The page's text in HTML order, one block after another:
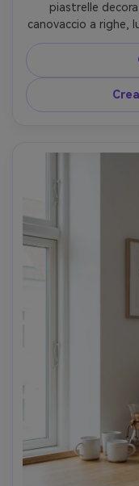
piastrelle
canovaccio a righe,
e nostalgica, scatto